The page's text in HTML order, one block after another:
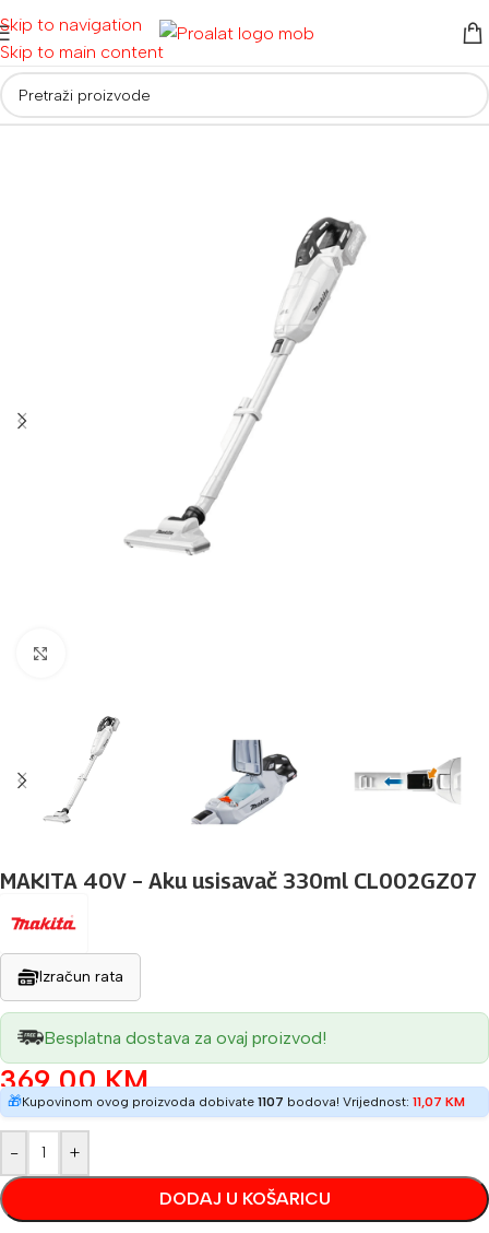
Skip to navigation
Skip to main content
Početna/ Usisivači/Aku usisivači
MAKITA 40V – Aku usisavač 330ml CL002GZ07
Izračun rata
Besplatna dostava za ovaj proizvod!
369,00KM
🎁Kupovinom ovog proizvoda dobivate 1107 bodova! Vrijednost: 11,07 KM
- +
DODAJ U KOŠARICU